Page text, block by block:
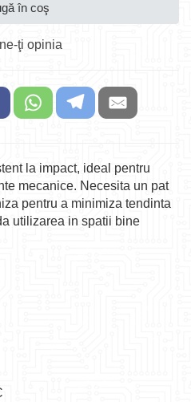
în coş
ţi opinia
la impact, ideal pentru
mecanice. Necesita un pat
pentru a minimiza tendinta
utilizarea in spatii bine